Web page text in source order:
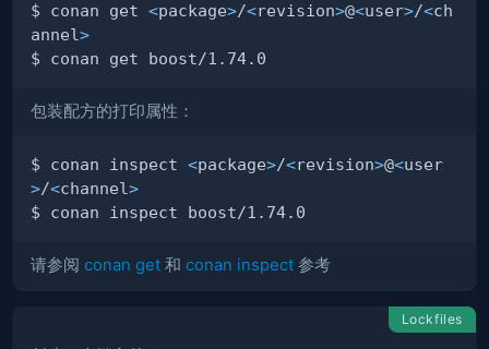
$ conan get <package>/<revision>@<user>/<ch
annel>
包装配方的打印属性：
$ conan inspect <package>/<revision>@<user
>/<channel>
请参阅 conan get 和 conan inspect 参考
Lockfiles